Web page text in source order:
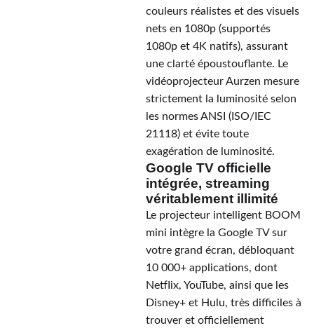
couleurs réalistes et des visuels
nets en 1080p (supportés
1080p et 4K natifs), assurant
une clarté époustouflante. Le
vidéoprojecteur Aurzen mesure
strictement la luminosité selon
les normes ANSI (ISO/IEC
21118) et évite toute
exagération de luminosité.
Google TV officielle
intégrée, streaming
véritablement illimité
Le projecteur intelligent BOOM
mini intègre la Google TV sur
votre grand écran, débloquant
10 000+ applications, dont
NetfIix, YouTube, ainsi que les
Disney+ et Hulu, très difficiles à
trouver et officiellement